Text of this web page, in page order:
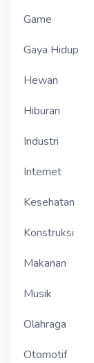
Game
Gaya Hidup
Hewan
Hiburan
Industri
Internet
Kesehatan
Konstruksi
Makanan
Musik
Olahraga
Otomotif